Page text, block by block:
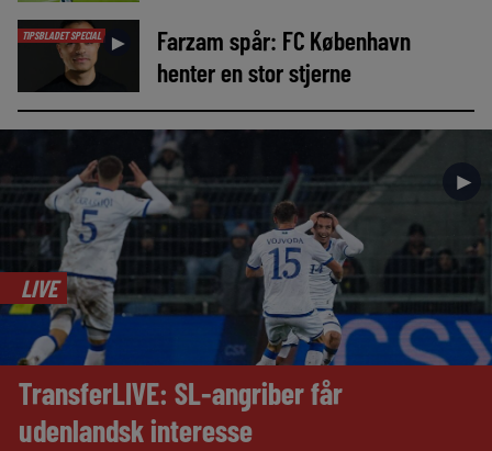
TIPSBLADET SPECIAL ►
Farzam spår: FC København
henter en stor stjerne
►
LIVE
TransferLIVE: SL-angriber får
udenlandsk interesse